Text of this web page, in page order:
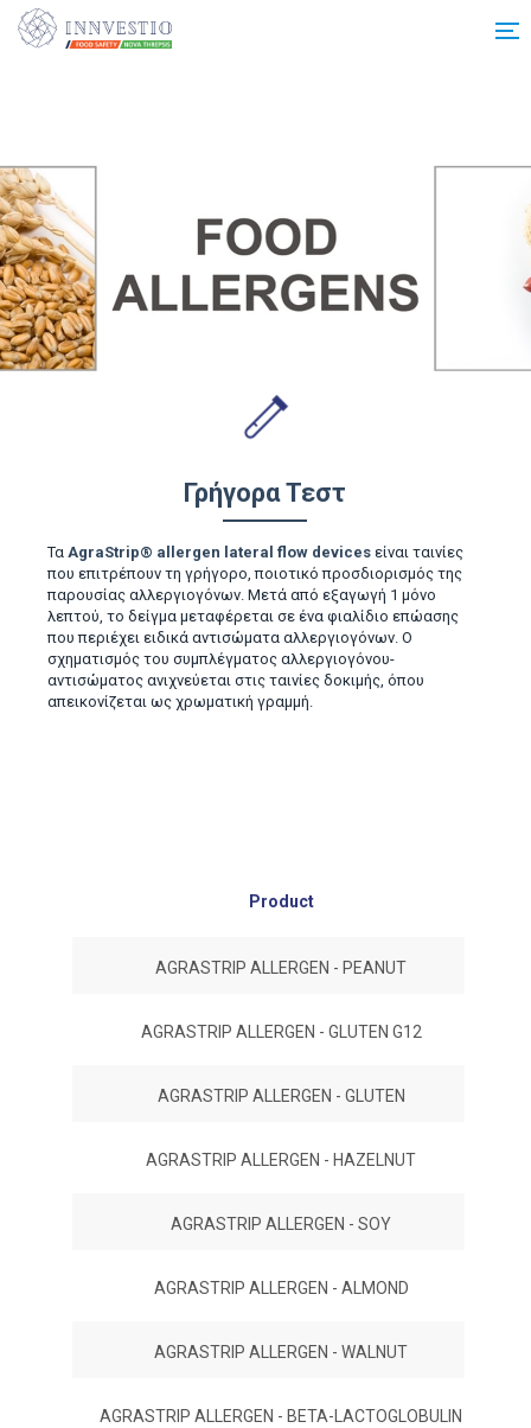
Additionally, paste this code immediately after the opening tag:
Γρήγορα Τεστ
Τα AgraStrip® allergen lateral flow devicesείναι ταινίες
που επιτρέπουν τη γρήγορο, ποιοτικό προσδιορισμός της
παρουσίας αλλεργιογόνων. Μετά από εξαγωγή 1 μόνο
λεπτού, το δείγμα μεταφέρεται σε ένα φιαλίδιο επώασης
που περιέχει ειδικά αντισώματα αλλεργιογόνων. Ο
σχηματισμός του συμπλέγματος αλλεργιογόνου-
αντισώματος ανιχνεύεται στις ταινίες δοκιμής, όπου
απεικονίζεται ως χρωματική γραμμή.
Product
AGRASTRIP ALLERGEN - PEANUT
AGRASTRIP ALLERGEN - GLUTEN G12
AGRASTRIP ALLERGEN - GLUTEN
AGRASTRIP ALLERGEN - HAZELNUT
AGRASTRIP ALLERGEN - SOY
AGRASTRIP ALLERGEN - ALMOND
AGRASTRIP ALLERGEN - WALNUT
AGRASTRIP ALLERGEN - BETA-LACTOGLOBULIN